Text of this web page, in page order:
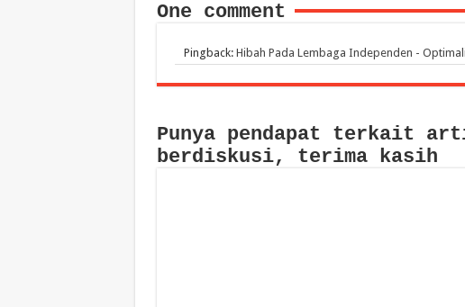
One comment
Pingback: Hibah Pada Lembaga Independen -
Punya pendapat terkait
berdiskusi, terima kasih